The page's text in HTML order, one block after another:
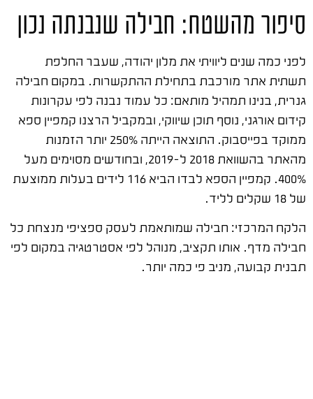
סיפור מהשטח: חבילה שנבנתה נכון
לפני כמה שנים ליוויתי את מלון יהודה, שעבר החלפת
תשתית אתר מורכבת בתחילת ההתקשרות. במקום חבילה
גנרית, בנינו תמהיל מותאם: כל עמוד נבנה לפי עקרונות
קידום אורגני, נוסף תוכן שיווקי, ובמקביל הרצנו קמפיין ספא
ממוקד בפייסבוק. התוצאה הייתה 250% יותר הזמנות
מהאתר בהשוואת 2018 ל-2019, ובחודשים מסוימים מעל
400%. קמפיין הספא לבדו הביא 116 לידים בעלות ממוצעת
של 18 שקלים לליד.
הלקח המרכזי: חבילה שמותאמת לעסק ספציפי מנצחת כל
חבילה מדף. אותו תקציב, מנוהל לפי אסטרטגיה במקום לפי
תבנית קבועה, מניב פי כמה יותר.